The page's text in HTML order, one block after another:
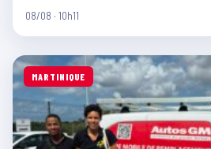
08/08 · 10h11
MARTINIQUE